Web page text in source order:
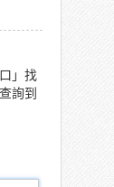
」找
詢到